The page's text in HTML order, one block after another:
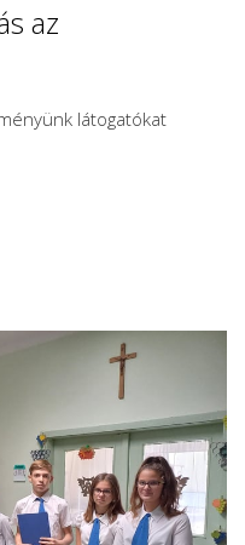
az
látogatókat